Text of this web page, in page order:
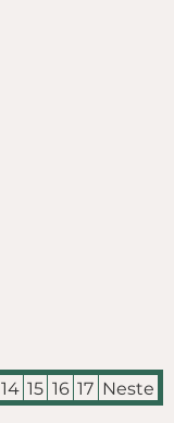
14 15 16 17 Neste